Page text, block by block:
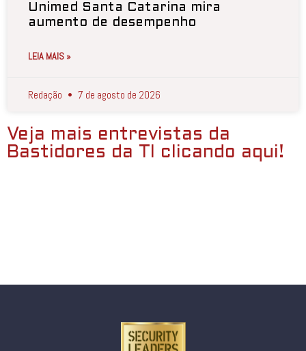
Unimed Santa Catarina mira
aumento de desempenho
LEIA MAIS »
Redação 7 de agosto de 2026
Veja mais entrevistas da
Bastidores da TI clicando aqui!